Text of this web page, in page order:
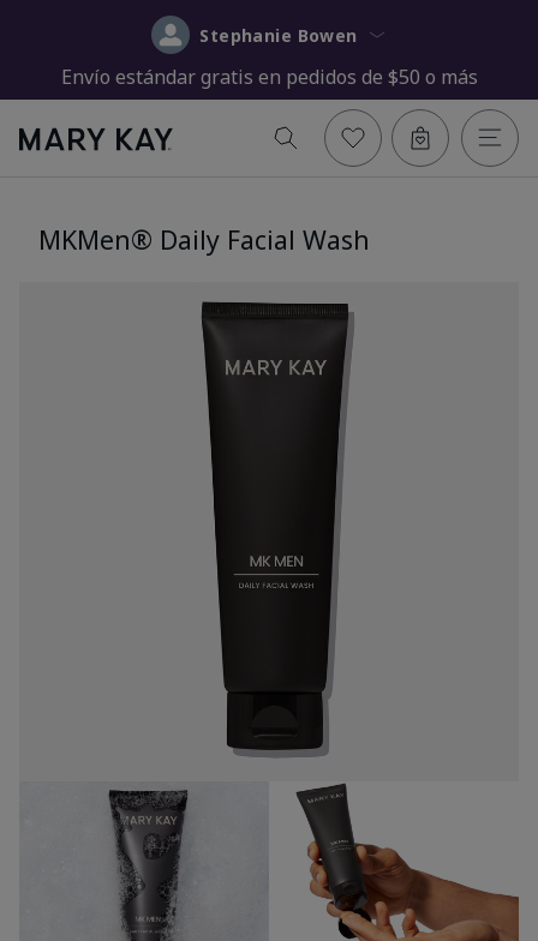
Stephanie Bowen
Envío estándar gratis en pedidos de $50 o más
MKMen® Daily Facial Wash